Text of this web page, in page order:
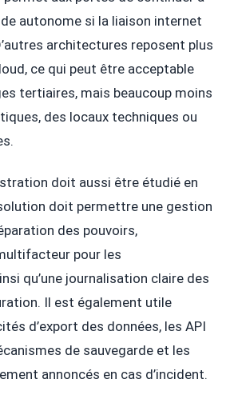
autonome si la liaison internet
architectures reposent plus
ce qui peut être acceptable
tertiaires, mais beaucoup moins
des locaux techniques ou
doit aussi être étudié en
doit permettre une gestion
des pouvoirs,
pour les
qu’une journalisation claire des
Il est également utile
d’export des données, les API
de sauvegarde et les
annoncés en cas d’incident.